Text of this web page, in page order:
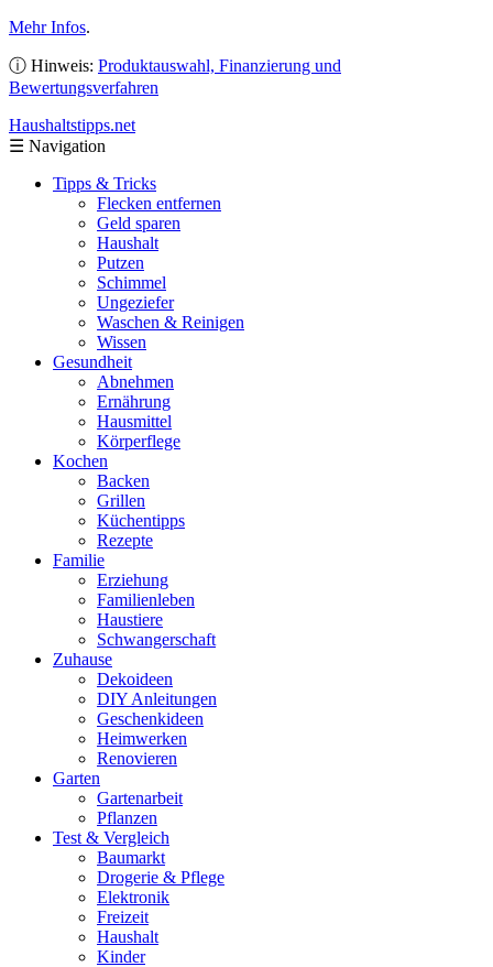
Mehr Infos.
ⓘ Hinweis: Produktauswahl, Finanzierung und
Bewertungsverfahren
Haushaltstipps.net
☰ Navigation
Tipps & Tricks
Flecken entfernen
Geld sparen
Haushalt
Putzen
Schimmel
Ungeziefer
Waschen & Reinigen
Wissen
Gesundheit
Abnehmen
Ernährung
Hausmittel
Körperflege
Kochen
Backen
Grillen
Küchentipps
Rezepte
Familie
Erziehung
Familienleben
Haustiere
Schwangerschaft
Zuhause
Dekoideen
DIY Anleitungen
Geschenkideen
Heimwerken
Renovieren
Garten
Gartenarbeit
Pflanzen
Test & Vergleich
Baumarkt
Drogerie & Pflege
Elektronik
Freizeit
Haushalt
Kinder